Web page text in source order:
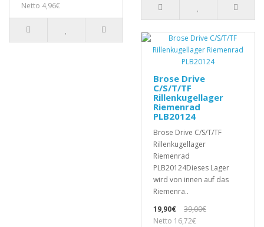
Netto 4,96€
Brose Drive
C/S/T/TF
Rillenkugellager
Riemenrad
PLB20124
Brose Drive C/S/T/TF
Rillenkugellager
Riemenrad
PLB20124Dieses Lager
wird von innen auf das
Riemenra..
19,90€
39,00€
Netto 16,72€